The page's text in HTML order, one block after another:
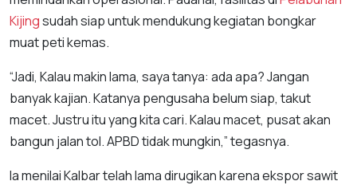
Kijingsudah siap untuk mendukung kegiatan bongkar
muat peti kemas.
“Jadi, Kalau makin lama, saya tanya: ada apa? Jangan
banyak kajian. Katanya pengusaha belum siap, takut
macet. Justru itu yang kita cari. Kalau macet, pusat akan
bangun jalan tol. APBD tidak mungkin,” tegasnya.
Ia menilai Kalbar telah lama dirugikan karena ekspor sawit